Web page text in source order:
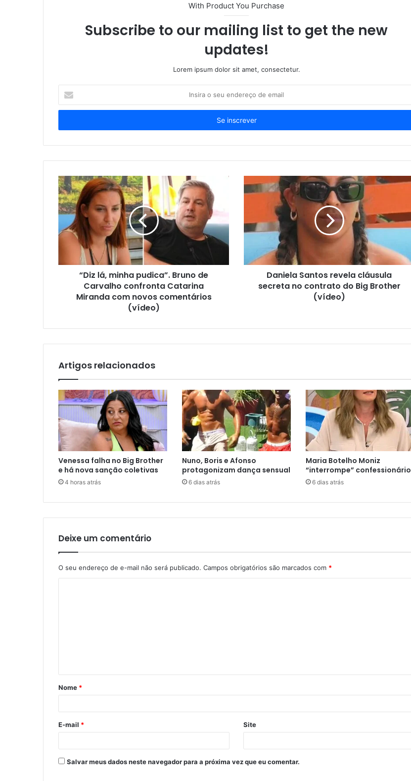
With Product You Purchase
Subscribe to our mailing list to get the new
updates!
Lorem ipsum dolor sit amet, consectetur.
seu
de
“Diz lá, minha pudica”. Bruno de
Carvalho confronta Catarina
Miranda com novos comentários
(vídeo)
Daniela Santos revela cláusula
secreta no contrato do Big Brother
(vídeo)
Artigos relacionados
Venessa falha no Big Brother
e há nova sanção coletivas
4 horas atrás
Nuno, Boris e Afonso
protagonizam dança sensual
6 dias atrás
Maria Botelho Moniz
“interrompe” confessionário
6 dias atrás
Deixe um comentário
O seu endereço de e-mail não será publicado. Campos obrigatórios são marcados com *
á
r
*
Nome *
E-mail * Site
Salvar meus dados neste navegador para a próxima vez que eu comentar.